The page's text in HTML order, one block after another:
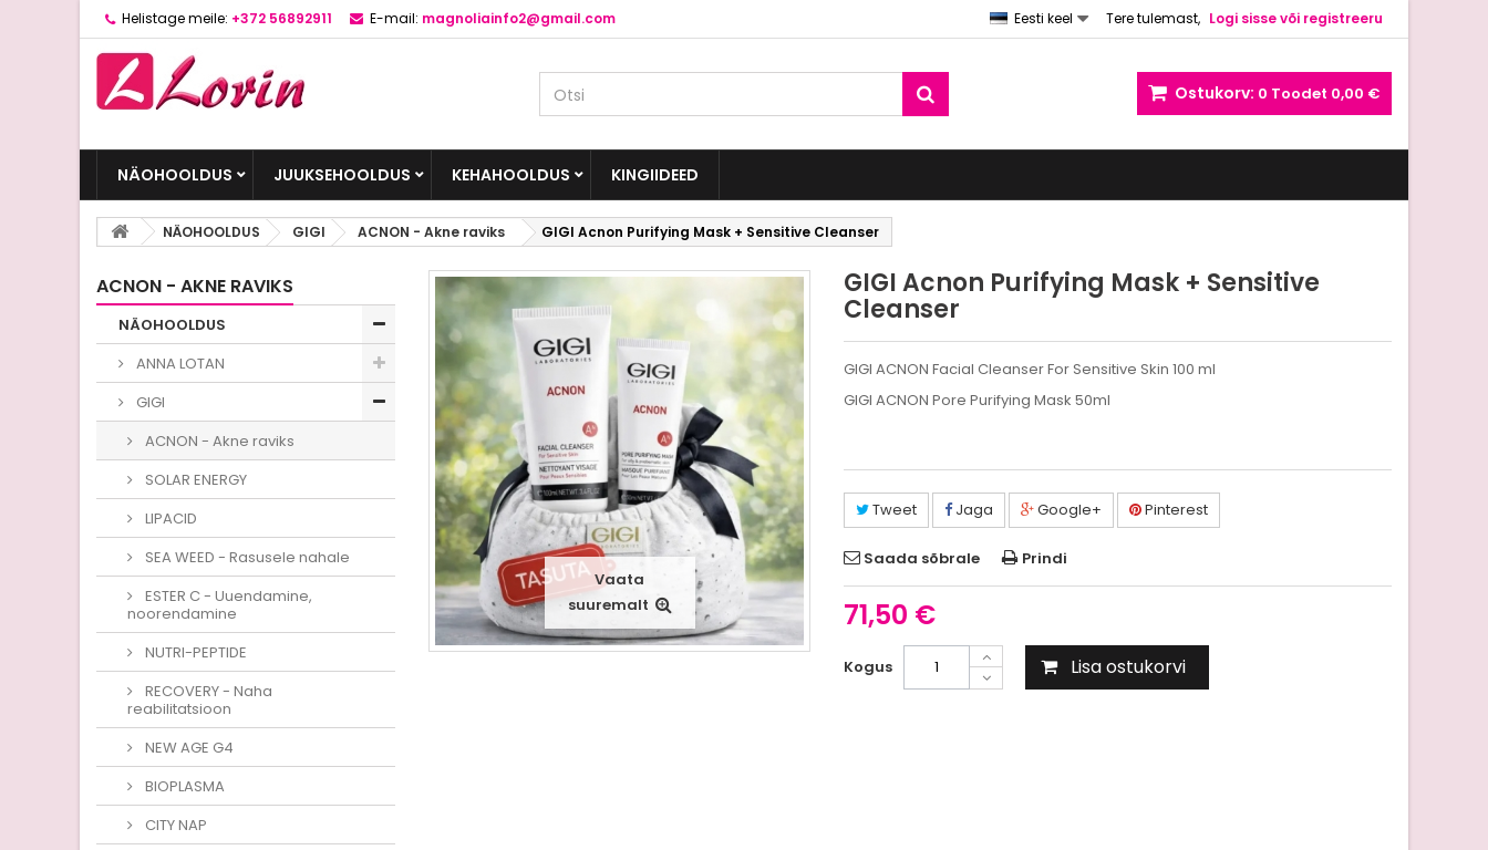
Tere tulemast, Logi sisse või registreeru
Eesti keel
Helistage meile: +372 56892911 E-mail: magnoliainfo2@gmail.com
Ostukorv: 0 Toodet 0,00 €
NÄOHOOLDUS JUUKSEHOOLDUS KEHAHOOLDUS KINGIIDEED
NÄOHOOLDUS GIGI ACNON - Akne raviks GIGI Acnon Purifying Mask + Sensitive Cleanser
ACNON - AKNE RAVIKS
NÄOHOOLDUS
ANNA LOTAN
GIGI
ACNON - Akne raviks
SOLAR ENERGY
LIPACID
SEA WEED - Rasusele nahale
ESTER C - Uuendamine,
noorendamine
NUTRI-PEPTIDE
RECOVERY - Naha
reabilitatsioon
NEW AGE G4
BIOPLASMA
CITY NAP
Vaata
suuremalt
GIGI Acnon Purifying Mask + Sensitive
Cleanser
GIGI ACNON Facial Cleanser For Sensitive Skin 100 ml
GIGI ACNON Pore Purifying Mask 50ml
Tweet Jaga Google+ Pinterest
Saada sõbrale Prindi
71,50 €
Kogus Lisa ostukorvi